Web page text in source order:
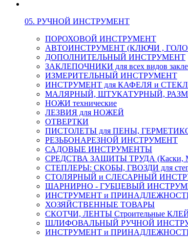
05. РУЧНОЙ ИНСТРУМЕНТ
ПОРОХОВОЙ ИНСТРУМЕНТ
АВТОИНСТРУМЕНТ (КЛЮЧИ ,
ДОПОЛНИТЕЛЬНЫЙ ИНСТРУМЕНТ
ЗАКЛЕПОЧНИКИ для всех видов
ИЗМЕРИТЕЛЬНЫЙ ИНСТРУМЕНТ
ИНСТРУМЕНТ для КАФЕЛЯ и
МАЛЯРНЫЙ, ШТУКАТУРНЫЙ,
НОЖИ технические
ЛЕЗВИЯ для НОЖЕЙ
ОТВЕРТКИ
ПИСТОЛЕТЫ для ПЕНЫ,
РЕЗЬБОНАРЕЗНОЙ ИНСТРУМЕНТ
САДОВЫЕ ИНСТРУМЕНТЫ
СРЕДСТВА ЗАЩИТЫ ТРУДА (Каски,
СТЕПЛЕРЫ: СКОБЫ, ГВОЗДИ для
СТОЛЯРНЫЙ и СЛЕСАРНЫЙ
ШАРНИРНО - ГУБЦЕВЫЙ
ИНСТРУМЕНТ и
ХОЗЯЙСТВЕННЫЕ ТОВАРЫ
СКОТЧИ, ЛЕНТЫ Строительные
ШЛИФОВАЛЬНЫЙ РУЧНОЙ
ИНСТРУМЕНТ и